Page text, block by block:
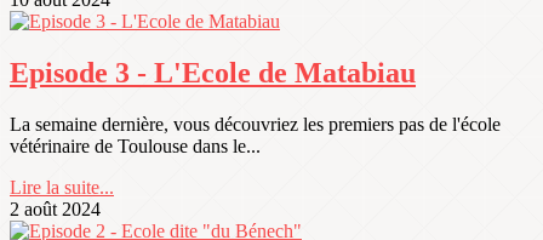
Episode 3 - L'Ecole de Matabiau
La semaine dernière, vous découvriez les premiers pas de l'école
vétérinaire de Toulouse dans le...
Lire la suite...
2 août 2024